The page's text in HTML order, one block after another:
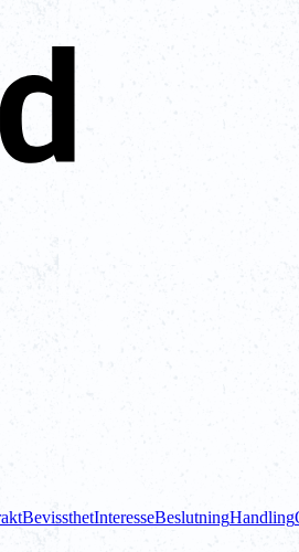
BevissthetInteresseBeslutningHandling